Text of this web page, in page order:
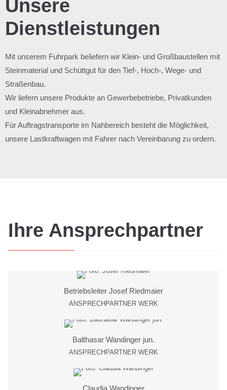
Unsere
Dienstleistungen
Mit unserem Fuhrpark beliefern wir Klein- und Großbaustellen mit
Steinmaterial und Schüttgut für den Tief-, Hoch-, Wege- und
Straßenbau.
Wir liefern unsere Produkte an Gewerbebetriebe, Privatkunden
und Kleinabnehmer aus.
Für Auftragstransporte im Nahbereich besteht die Möglichkeit,
unsere Lastkraftwagen mit Fahrer nach Vereinbarung zu ordern.
Ihre Ansprechpartner
Betriebsleiter Josef Riedmaier
ANSPRECHPARTNER WERK
Balthasar Wandinger jun.
ANSPRECHPARTNER WERK
Claudia Wandinger